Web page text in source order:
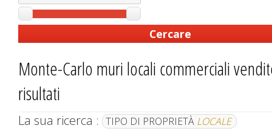
Monte-Carlo muri locali commerciali
risultati
La sua ricerca : TIPO DI PROPRIETÀ LOCALE